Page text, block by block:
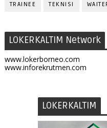
TRAINEE TEKNISI
LOKERKALTIM Network
www.lokerborneo.com
www.inforekrutmen.com
LOKERKALTIM